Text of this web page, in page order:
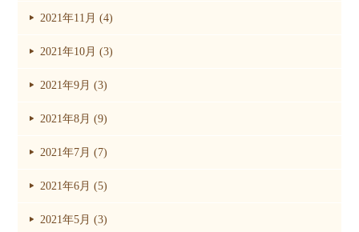
2021年11月 (4)
2021年10月 (3)
2021年9月 (3)
2021年8月 (9)
2021年7月 (7)
2021年6月 (5)
2021年5月 (3)